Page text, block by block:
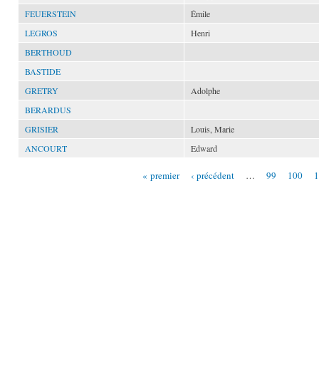
FEUERSTEIN
Émile
LEGROS
Henri
BERTHOUD
BASTIDE
GRETRY
Adolphe
BERARDUS
GRISIER
Louis, Marie
ANCOURT
Edward
« premier ‹ précédent … 99 100